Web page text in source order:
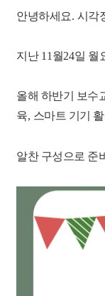
안녕하세요. 시각
지난 11 월24일 월
올해 하반기 보수
육, 스마트 기기
알찬 구성으로 준